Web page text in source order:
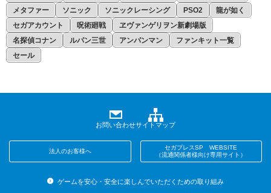
メタファー
ソニック ソニックレーシング PSO2
龍が如く
セガアカウント
呪術廻戦
ヱヴァンゲリヲン新劇場版
名探偵コナン
ルパン三世 アンパンマン
ファンキット一覧
セール
お問い合わせサイトマップ
法人のお客様へ
セガプレスSP WEBSITE
（流通関係者様向け専用サイト）
ゲームを安心・安全に楽しんでいただくための取り組み